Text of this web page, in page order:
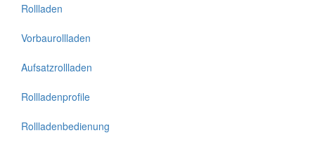
Rollladen
Vorbaurollladen
Aufsatzrollladen
Rollladenprofile
Rollladenbedienung